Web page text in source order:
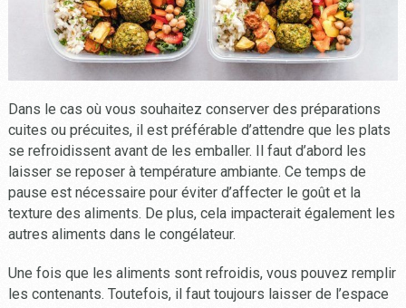
Dans le cas où vous souhaitez conserver des préparations
cuites ou précuites, il est préférable d’attendre que les plats
se refroidissent avant de les emballer. Il faut d’abord les
laisser se reposer à température ambiante. Ce temps de
pause est nécessaire pour éviter d’affecter le goût et la
texture des aliments. De plus, cela impacterait également les
autres aliments dans le congélateur.
Une fois que les aliments sont refroidis, vous pouvez remplir
les contenants. Toutefois, il faut toujours laisser de l’espace